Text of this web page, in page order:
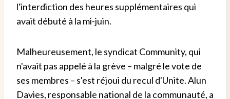
l'interdiction des heures supplémentaires qui
avait débuté à la mi-juin.
Malheureusement, le syndicat Community, qui
n'avait pas appelé à la grève – malgré le vote de
ses membres – s'est réjoui du recul d'Unite. Alun
Davies, responsable national de la communauté, a